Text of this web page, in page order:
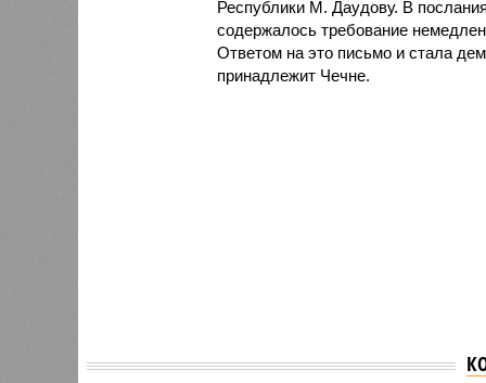
Республики М. Даудову. В
содержалось требование
Ответом на это письмо и стала
принадлежит Чечне.
Глава